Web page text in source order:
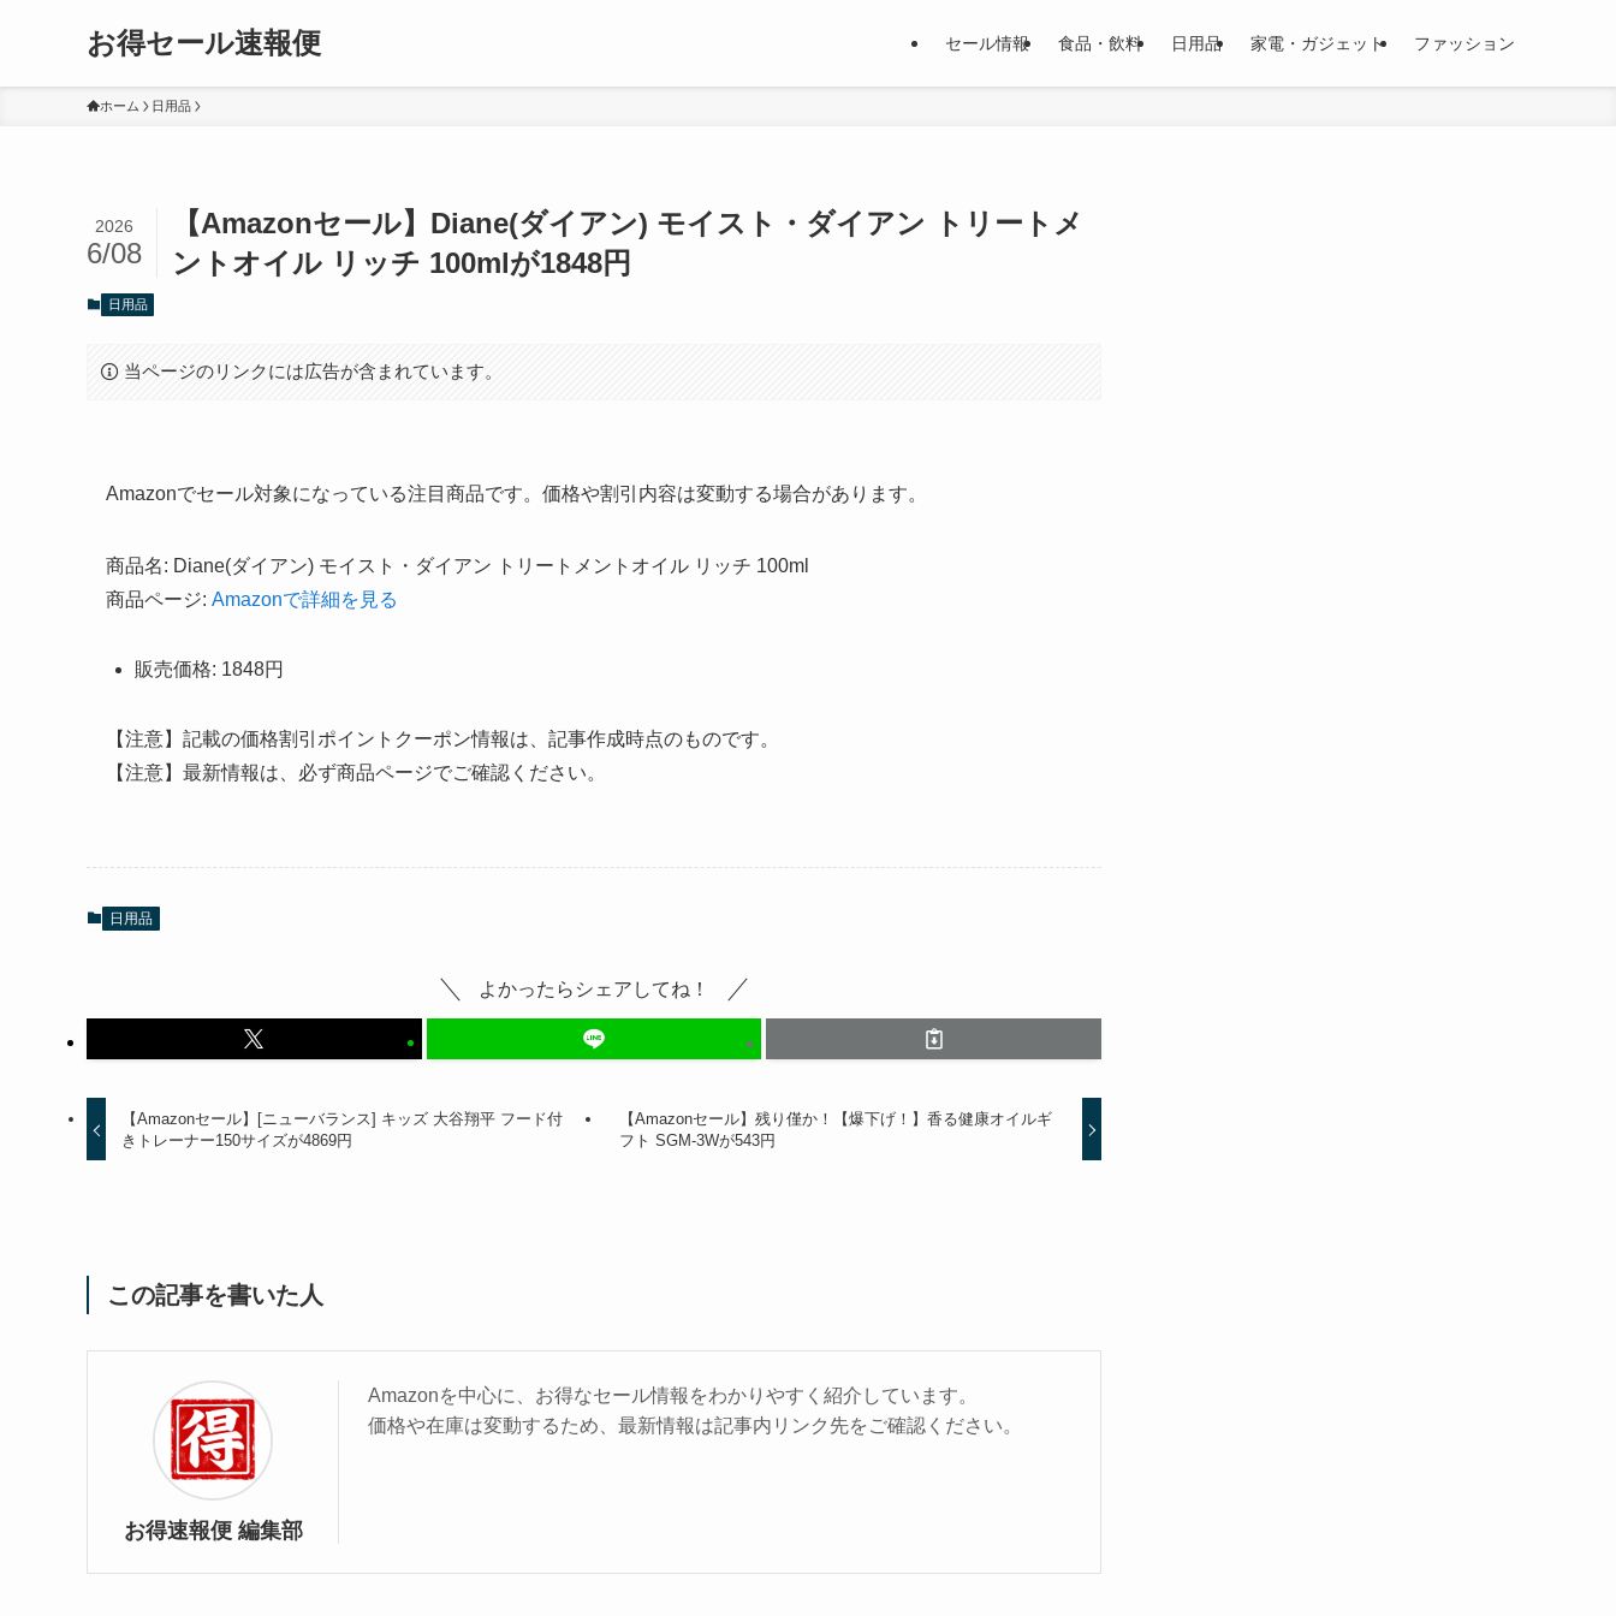
お得セール速報便 セール情報 食品・飲料 日用品 家電・ガジェット ファッション
ホーム 日用品
【Amazonセール】Diane(ダイアン) モイスト・ダイアン トリートメ
ントオイル リッチ 100mlが1848円
2026
6/08
日用品
当ページのリンクには広告が含まれています。
Amazonでセール対象になっている注目商品です。価格や割引内容は変動する場合があります。
商品名: Diane(ダイアン) モイスト・ダイアン トリートメントオイル リッチ 100ml
商品ページ: Amazonで詳細を見る
販売価格: 1848円
【注意】記載の価格割引ポイントクーポン情報は、記事作成時点のものです。
【注意】最新情報は、必ず商品ページでご確認ください。
日用品
よかったらシェアしてね！
【Amazonセール】[ニューバランス] キッズ 大谷翔平 フード付
きトレーナー150サイズが4869円
【Amazonセール】残り僅か！【爆下げ！】香る健康オイルギ
フト SGM-3Wが543円
この記事を書いた人
お得速報便 編集部
Amazonを中心に、お得なセール情報をわかりやすく紹介しています。
価格や在庫は変動するため、最新情報は記事内リンク先をご確認ください。